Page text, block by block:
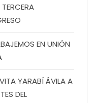
EN UNIÓN
YARABÍ ÁVILA A
DEL